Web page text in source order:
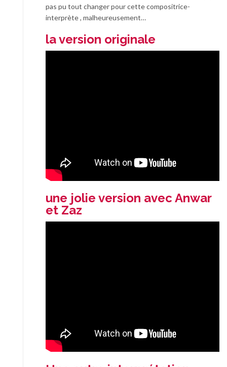
pas pu tout changer pour cette compositrice-
interprète , malheureusement…
la version originale
une jolie version avec Anwar
et Zaz